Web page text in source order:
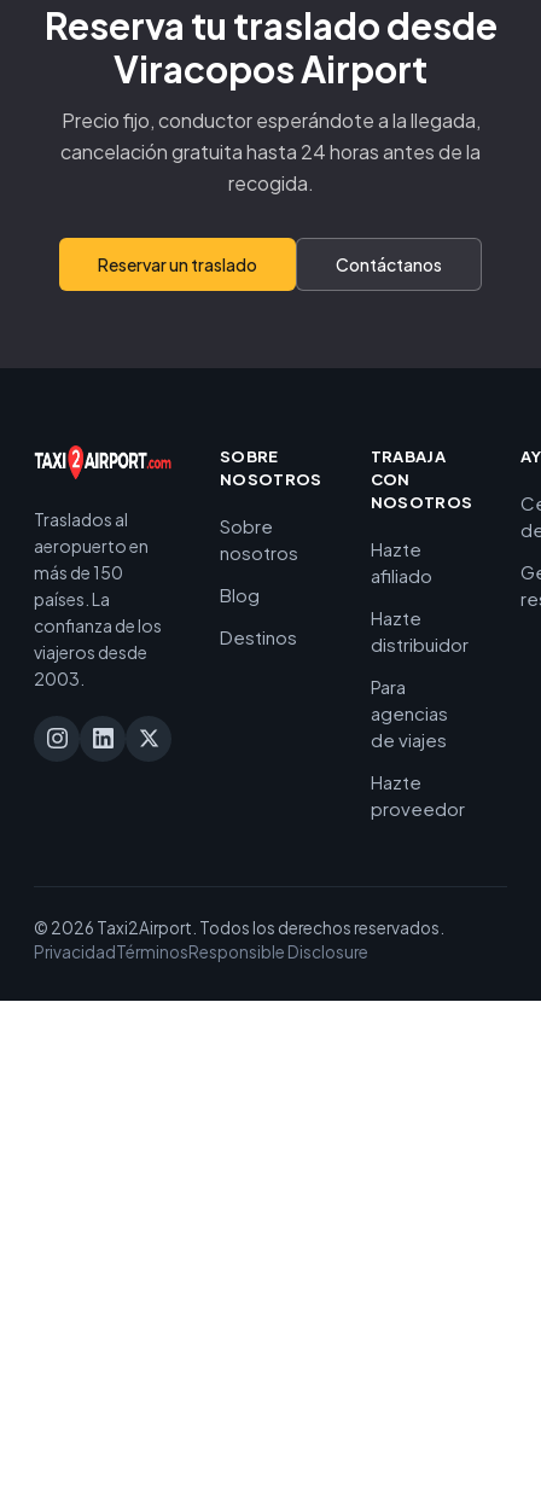
Reserva tu traslado desde
Viracopos Airport
Precio fijo, conductor esperándote a la llegada,
cancelación gratuita hasta 24 horas antes de la
recogida.
Reservar un traslado Contáctanos
Traslados al
aeropuerto en
más de 150
países. La
confianza de los
viajeros desde
2003.
SOBRE
NOSOTROS
Sobre
nosotros
Blog
Destinos
TRABAJA
CON
NOSOTROS
Hazte
afiliado
Hazte
distribuidor
Para
agencias
de viajes
Hazte
proveedor
© 2026 Taxi2Airport. Todos los derechos reservados.
PrivacidadTérminosResponsible Disclosure